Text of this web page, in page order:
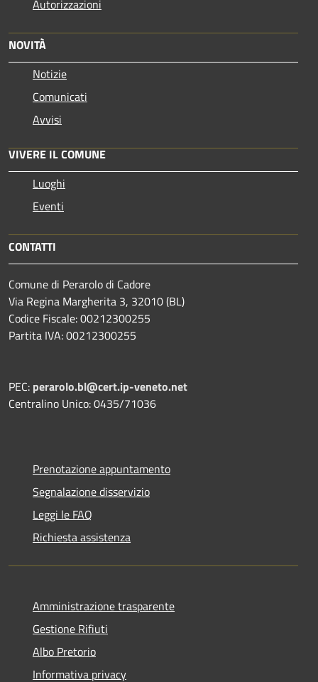
Autorizzazioni
NOVITÀ
Notizie
Comunicati
Avvisi
VIVERE IL COMUNE
Luoghi
Eventi
CONTATTI
Comune di Perarolo di Cadore
Via Regina Margherita 3, 32010 (BL)
Codice Fiscale: 00212300255
Partita IVA: 00212300255
PEC: perarolo.bl@cert.ip-veneto.net
Centralino Unico: 0435/71036
Prenotazione appuntamento
Segnalazione disservizio
Leggi le FAQ
Richiesta assistenza
Amministrazione trasparente
Gestione Rifiuti
Albo Pretorio
Informativa privacy